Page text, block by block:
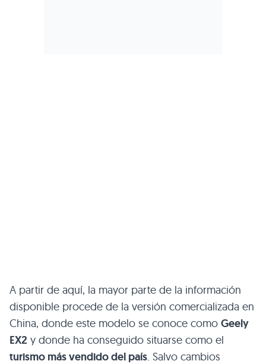
A partir de aquí, la mayor parte de la información
disponible procede de la versión comercializada en
China, donde este modelo se conoce como Geely
EX2 y donde ha conseguido situarse como el
turismo más vendido del país. Salvo cambios